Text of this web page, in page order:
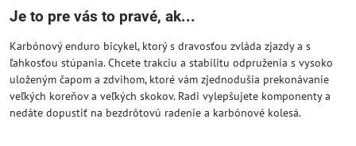
Je to pre vás to pravé, ak...
Karbónový enduro bicykel, ktorý s dravosťou zvláda zjazdy a s
ľahkosťou stúpania. Chcete trakciu a stabilitu odpruženia s vysoko
uloženým čapom a zdvihom, ktoré vám zjednodušia prekonávanie
veľkých koreňov a veľkých skokov. Radi vylepšujete komponenty a
nedáte dopustiť na bezdrôtovú radenie a karbónové kolesá.